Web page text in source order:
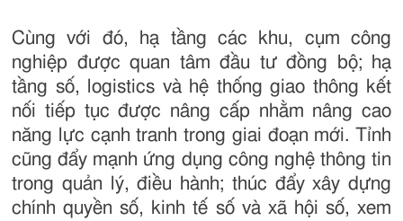
Cùng với đó, hạ tầng các khu, cụm công
nghiệp được quan tâm đầu tư đồng bộ; hạ
tầng số, logistics và hệ thống giao thông kết
nối tiếp tục được nâng cấp nhằm nâng cao
năng lực cạnh tranh trong giai đoạn mới. Tỉnh
cũng đẩy mạnh ứng dụng công nghệ thông tin
trong quản lý, điều hành; thúc đẩy xây dựng
chính quyền số, kinh tế số và xã hội số, xem